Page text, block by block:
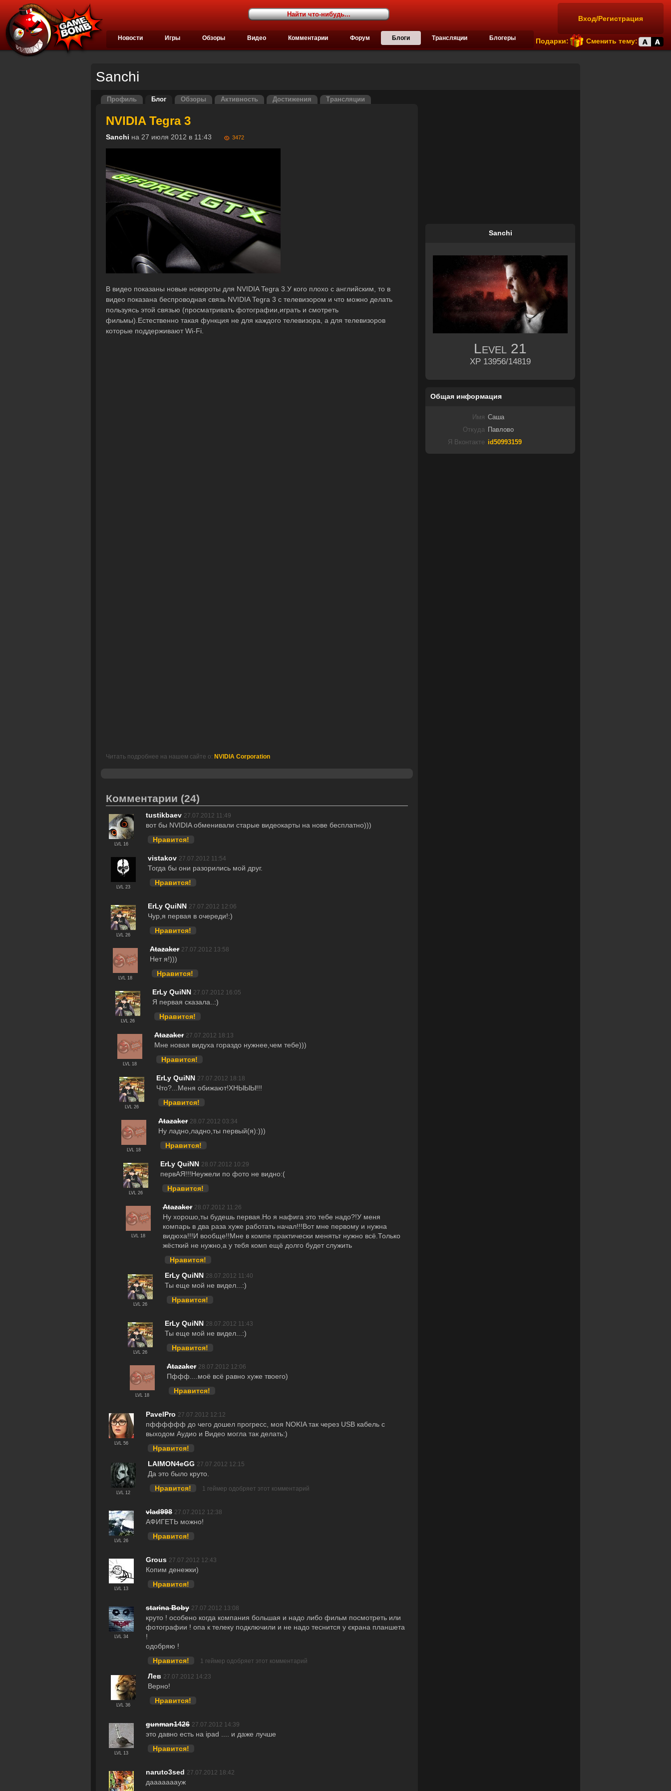
Вход/Регистрация
Подарки: Сменить тему:
Новости Игры Обзоры Видео Комментарии Форум Блоги Трансляции Блогеры
Sanchi
Профиль Блог Обзоры Активность Достижения Трансляции
NVIDIA Tegra 3
Sanchi на 27 июля 2012 в 11:43 3472
В видео показаны новые новороты для NVIDIA Tegra 3.У кого плохо с английским, то в
видео показана беспроводная связь NVIDIA Tegra 3 с телевизором и что можно делать
пользуясь этой связью (просматривать фотографии,играть и смотреть
фильмы).Естественно такая функция не для каждого телевизора, а для телевизоров
которые поддерживают Wi-Fi.
Читать подробнее на нашем сайте о: NVIDIA Corporation
Комментарии (24)
LVL 16
tustikbaev 27.07.2012 11:49
вот бы NVIDIA обменивали старые видеокарты на нове бесплатно)))
Нравится!
LVL 23
vistakov 27.07.2012 11:54
Тогда бы они разорились мой друг.
Нравится!
LVL 26
ErLy QuiNN 27.07.2012 12:06
Чур,я первая в очереди!:)
Нравится!
LVL 18
Atazaker 27.07.2012 13:58
Нет я!)))
Нравится!
LVL 26
ErLy QuiNN 27.07.2012 16:05
Я первая сказала..:)
Нравится!
LVL 18
Atazaker 27.07.2012 18:13
Мне новая видуха гораздо нужнее,чем тебе)))
Нравится!
LVL 26
ErLy QuiNN 27.07.2012 18:18
Что?...Меня обижают!ХНЫЫЫ!!!
Нравится!
LVL 18
Atazaker 28.07.2012 03:34
Ну ладно,ладно,ты первый(я):)))
Нравится!
LVL 26
ErLy QuiNN 28.07.2012 10:29
первАЯ!!!Неужели по фото не видно:(
Нравится!
LVL 18
Atazaker 28.07.2012 11:26
Ну хорошо,ты будешь первая.Но я нафига это тебе надо?!У меня
компарь в два раза хуже работать начал!!!Вот мне первому и нужна
видюха!!!И вообще!!Мне в компе практически менятьт нужно всё.Только
жёсткий не нужно,а у тебя комп ещё долго будет служить
Нравится!
LVL 26
ErLy QuiNN 28.07.2012 11:40
Ты еще мой не видел...:)
Нравится!
LVL 26
ErLy QuiNN 28.07.2012 11:43
Ты еще мой не видел...:)
Нравится!
LVL 18
Atazaker 28.07.2012 12:06
Пффф....моё всё равно хуже твоего)
Нравится!
LVL 56
PavelPro 27.07.2012 12:12
пфффффф до чего дошел прогресс, моя NOKIA так через USB кабель с
выходом Аудио и Видео могла так делать:)
Нравится!
LVL 12
LAIMON4eGG 27.07.2012 12:15
Да это было круто.
Нравится!
1 геймер одобряет этот комментарий
LVL 26
vlad998 27.07.2012 12:38
АФИГЕТЬ можно!
Нравится!
LVL 13
Grous 27.07.2012 12:43
Копим денежки)
Нравится!
LVL 34
starina Boby 27.07.2012 13:08
круто ! особено когда компания большая и надо либо фильм посмотреть или
фотографии ! опа к телеку подключили и не надо теснится у єкрана планшета
!
одобряю !
Нравится!
1 геймер одобряет этот комментарий
LVL 36
Лев 27.07.2012 14:23
Верно!
Нравится!
LVL 13
gunman1426 27.07.2012 14:39
это давно есть на ipad .... и даже лучше
Нравится!
naruto3sed 27.07.2012 18:42
дааааааауж
Sanchi
Level 21
XP 13956/14819
Общая информация
Имя Саша
Откуда
Павлово
Я Вконтакте id50993159